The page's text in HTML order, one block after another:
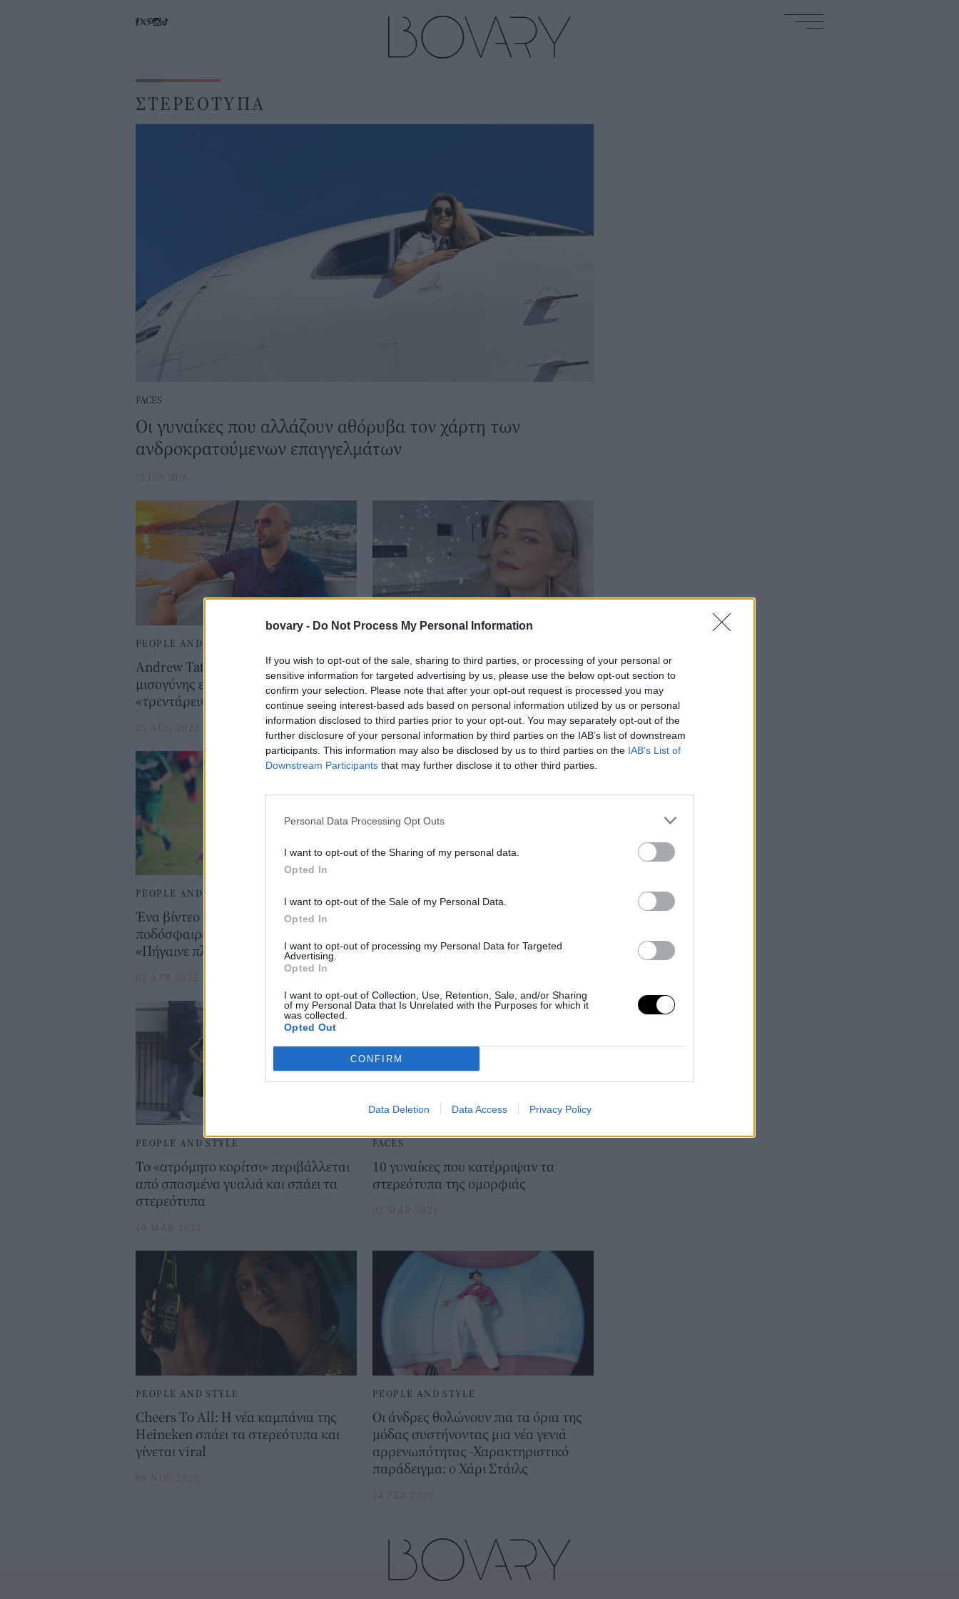
bovary - Do Not Process My Personal Information
If you wish to opt-out of the sale, sharing to third parties, or processing of your personal or
sensitive information for targeted advertising by us, please use the below opt-out section to
confirm your selection. Please note that after your opt-out request is processed you may
continue seeing interest-based ads based on personal information utilized by us or personal
information disclosed to third parties prior to your opt-out. You may separately opt-out of the
further disclosure of your personal information by third parties on the IAB’s list of downstream
participants. This information may also be disclosed by us to third parties on the IAB’s List of
Downstream Participants that may further disclose it to other third parties.
Personal Data Processing Opt Outs
I want to opt-out of the Sharing of my personal data.
Opted In
I want to opt-out of the Sale of my Personal Data.
Opted In
I want to opt-out of processing my Personal Data for Targeted
Advertising.
Opted In
I want to opt-out of Collection, Use, Retention, Sale, and/or Sharing
of my Personal Data that Is Unrelated with the Purposes for which it
was collected.
Opted Out
CONFIRM
Data Deletion Data Access Privacy Policy
ΣΤΕΡΕΟΤΥΠΑ
FACES
Οι γυναίκες που αλλάζουν αθόρυβα τον χάρτη των
ανδροκρατούμενων επαγγελμάτων
22 JUN 2026
PEOPLE AND STYLE
Andrew Tate: Ένας επικίνδυνος
μισογύνης ευρείας αποδοχής που
«τρεντάρει» για λάθος λόγους
25 AUG 2022
Η Πολίνα Πορίζκοβα με μπικίνι στα
57 της καταρρίπτει τα ηλικιακά
στερεότυπα
20 JUL 2022
PEOPLE AND STYLE
Ένα βίντεο για το γυναικείο
ποδόσφαιρο απαντά στο κλισέ
«Πήγαινε πλύνε κάνα πιάτο»
02 APR 2022
στερεότυπα
PEOPLE AND STYLE
Το «ατρόμητο κορίτσι» περιβάλλεται
από σπασμένα γυαλιά και σπάει τα
στερεότυπα
10 MAR 2021
FACES
10 γυναίκες που κατέρριψαν τα
στερεότυπα της ομορφιάς
02 MAR 2021
PEOPLE AND STYLE
Cheers To All: Η νέα καμπάνια της
Heineken σπάει τα στερεότυπα και
γίνεται viral
09 NOV 2020
PEOPLE AND STYLE
Οι άνδρες θολώνουν πια τα όρια της
μόδας συστήνοντας μια νέα γενιά
αρρενωπότητας -Χαρακτηριστικό
παράδειγμα: ο Χάρι Στάιλς
24 FEB 2020